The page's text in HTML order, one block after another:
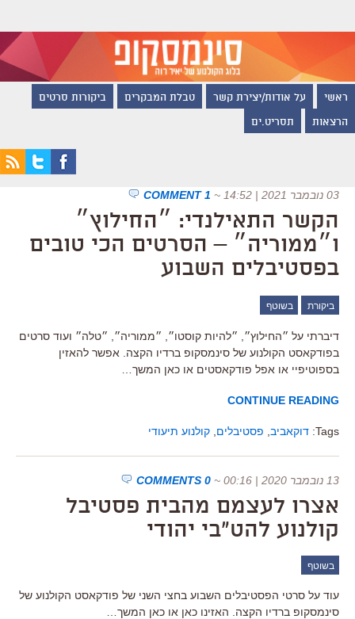
ראשי על אודות/יצירת קשר טבלת המבקרים ביקורות סרטים
הרצאות תסריט.ים
03 נובמבר 2021 | 14:52 ~
1 COMMENT
הקשר התאילנדי: ״החילוץ״
ו״ממוריה״ – הסרטים הכי טובים
בפסטיבלים השבוע
ביקורת בשוטף
דיברתי על ״החילוץ״, ״להיות קוסטו״, ״ממוריה״, ״טלה״ ועוד סרטים
בפודקאסט הקולנוע של סינמסקופ ברדיו הקצה. אפשר להאזין
בספוטיפיי או אפל פודקאסטים או כאן המשך…
CONTINUE READING
Tags: דוקאביב פסטיבלים קולנוע תיעודי
13 נובמבר 2020 | 00:16 ~
0 COMMENTS
אצרו לעצמם מהבית פסטיבל
קולנוע להט"בי יהודי
בשוטף
עוד על סרטי הפסטיבלים השבוע בחצי השני של פודקאסט הקולנוע של
סינמסקופ ברדיו הקצה. האזינו כאן או כאן המשך…